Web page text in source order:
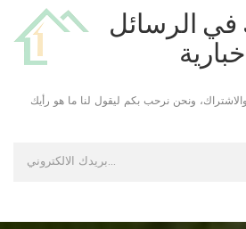
في الرسائل